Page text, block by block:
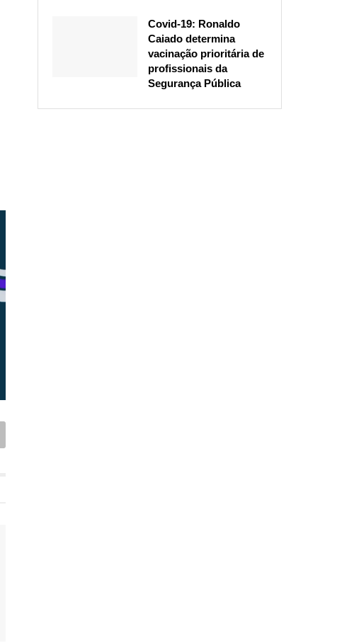
Covid-19: Ronaldo
Caiado determina
vacinação prioritária de
profissionais da
Segurança Pública